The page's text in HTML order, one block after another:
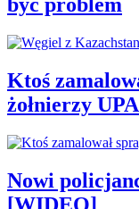
być problem
Ktoś
żołnierzy UPA
Nowi